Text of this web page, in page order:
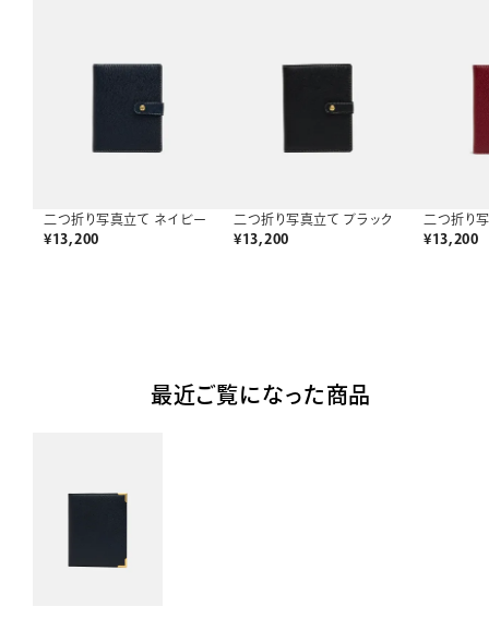
二つ折り写真立て ネイビー
¥13,200
二つ折り写真立て ブラック
¥13,200
二つ折り
¥13,200
最近ご覧になった商品